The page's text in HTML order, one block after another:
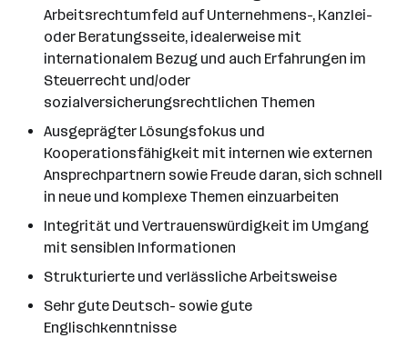
Arbeitsrechtumfeld auf Unternehmens-, Kanzlei-
oder Beratungsseite, idealerweise mit
internationalem Bezug und auch Erfahrungen im
Steuerrecht und/oder
sozialversicherungsrechtlichen Themen
Ausgeprägter Lösungsfokus und
Kooperationsfähigkeit mit internen wie externen
Ansprechpartnern sowie Freude daran, sich schnell
in neue und komplexe Themen einzuarbeiten
Integrität und Vertrauenswürdigkeit im Umgang
mit sensiblen Informationen
Strukturierte und verlässliche Arbeitsweise
Sehr gute Deutsch- sowie gute
Englischkenntnisse